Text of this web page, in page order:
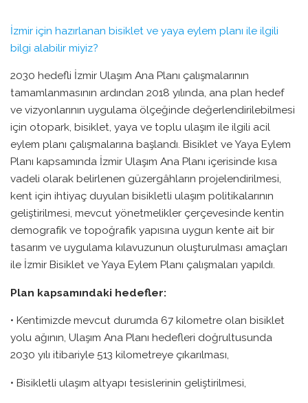
İzmir için hazırlanan bisiklet ve yaya eylem planı ile ilgili
bilgi alabilir miyiz?
2030 hedefli İzmir Ulaşım Ana Planı çalışmalarının
tamamlanmasının ardından 2018 yılında, ana plan hedef
ve vizyonlarının uygulama ölçeğinde değerlendirilebilmesi
için otopark, bisiklet, yaya ve toplu ulaşım ile ilgili acil
eylem planı çalışmalarına başlandı. Bisiklet ve Yaya Eylem
Planı kapsamında İzmir Ulaşım Ana Planı içerisinde kısa
vadeli olarak belirlenen güzergâhların projelendirilmesi,
kent için ihtiyaç duyulan bisikletli ulaşım politikalarının
geliştirilmesi, mevcut yönetmelikler çerçevesinde kentin
demografik ve topoğrafik yapısına uygun kente ait bir
tasarım ve uygulama kılavuzunun oluşturulması amaçları
ile İzmir Bisiklet ve Yaya Eylem Planı çalışmaları yapıldı.
Plan kapsamındaki hedefler:
• Kentimizde mevcut durumda 67 kilometre olan bisiklet
yolu ağının, Ulaşım Ana Planı hedefleri doğrultusunda
2030 yılı itibariyle 513 kilometreye çıkarılması,
• Bisikletli ulaşım altyapı tesislerinin geliştirilmesi,